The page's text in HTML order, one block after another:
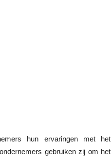
hun ervaringen met het
gebruiken zij om het